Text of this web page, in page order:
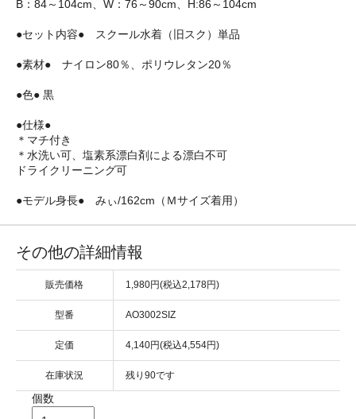
B：84～104cm、W：76～90cm、H:86～104cm
●セット内容● スクール水着（旧スク）単品
●素材● ナイロン80％、ポリウレタン20％
●色● 黒
●仕様●
＊マチ付き
＊水洗い可、塩素系漂白剤による漂白不可
ドライクリーニング可
●モデル身長● みぃ/162cm（Ｍサイズ着用）
その他の詳細情報
販売価格 1,980円(税込2,178円)
型番 AO3002SIZ
定価 4,140円(税込4,554円)
在庫状況 残り90です
個数